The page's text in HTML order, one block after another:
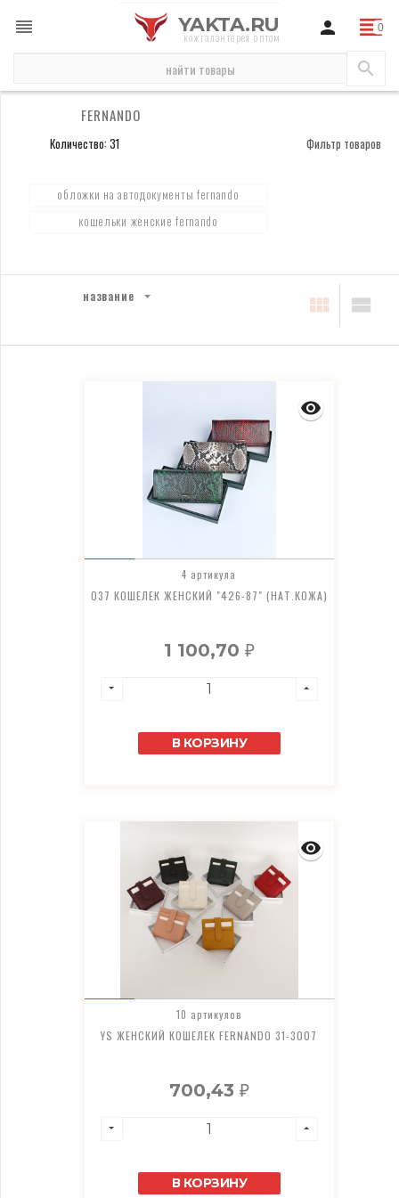
YAKTA.RU
кожгалантерея оптом
FERNANDO
Количество: 31 Фильтр товаров
обложки на автодокументы fernando
кошельки женские fernando
название
4 артикула
037 КОШЕЛЕК ЖЕНСКИЙ "426-87" (НАТ.КОЖА)
1 100,70 ₽
В КОРЗИНУ
10 артикулов
YS ЖЕНСКИЙ КОШЕЛЕК FERNANDO 31-3007
700,43 ₽
В КОРЗИНУ